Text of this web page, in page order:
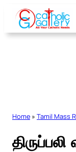
Skip
content
Home » Tamil Mass